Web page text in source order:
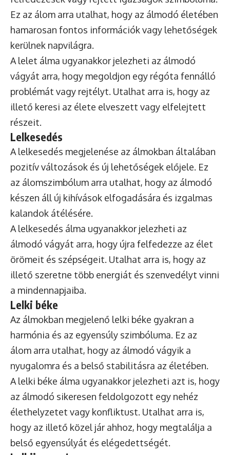
Ez az álom arra utalhat, hogy az álmodó életében
hamarosan fontos információk vagy lehetőségek
kerülnek napvilágra.
A lelet álma ugyanakkor jelezheti az álmodó
vágyát arra, hogy megoldjon egy régóta fennálló
problémát vagy rejtélyt. Utalhat arra is, hogy az
illető keresi az élete elveszett vagy elfelejtett
részeit.
Lelkesedés
A lelkesedés megjelenése az álmokban általában
pozitív változások és új lehetőségek előjele. Ez
az álomszimbólum arra utalhat, hogy az álmodó
készen áll új kihívások elfogadására és izgalmas
kalandok átélésére.
A lelkesedés álma ugyanakkor jelezheti az
álmodó vágyát arra, hogy újra felfedezze az élet
örömeit és szépségeit. Utalhat arra is, hogy az
illető szeretne több energiát és szenvedélyt vinni
a mindennapjaiba.
Lelki béke
Az álmokban megjelenő lelki béke gyakran a
harmónia és az egyensúly szimbóluma. Ez az
álom arra utalhat, hogy az álmodó vágyik a
nyugalomra és a belső stabilitásra az életében.
A lelki béke álma ugyanakkor jelezheti azt is, hogy
az álmodó sikeresen feldolgozott egy nehéz
élethelyzetet vagy konfliktust. Utalhat arra is,
hogy az illető közel jár ahhoz, hogy megtalálja a
belső egyensúlyát és elégedettségét.